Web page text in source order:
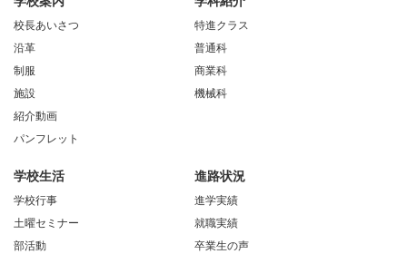
校長あいさつ
沿革
制服
施設
紹介動画
パンフレット
特進クラス
普通科
商業科
機械科
学校生活
学校行事
土曜セミナー
部活動
進路状況
進学実績
就職実績
卒業生の声